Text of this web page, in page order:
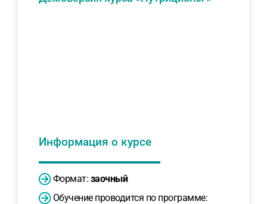
Информация о курсе
Формат: заочный
Обучение проводится по программе: